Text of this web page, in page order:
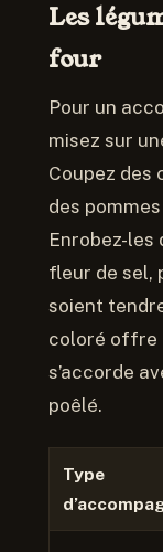
Les
four
Pour un
misez sur
Coupez des
des
Enrobez-les
fleur de sel,
soient
coloré offre
s’accorde
poêlé.
Type